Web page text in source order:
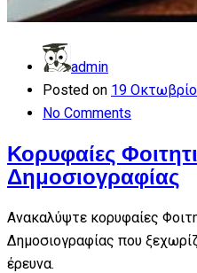
admin
Posted on 19
No Comments
Κορυφαίες
Δημοσιογραφίας
Ανακαλύψτε κορυφαίες
Δημοσιογραφίας που
έρευνα.